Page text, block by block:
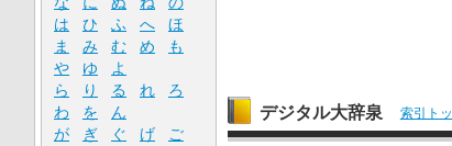
デジタル大辞泉 索引ト
は
ひ ふ へ
ほ
ま
み む め
も
や
ゆ
よ
ら
り る れ
ろ
わ
を
ん
が
ぎ ぐ げ
ご